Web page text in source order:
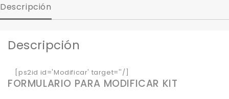
Descripción
Descripción
[ps2id id='Modificar' target=''/]
FORMULARIO PARA MODIFICAR KIT